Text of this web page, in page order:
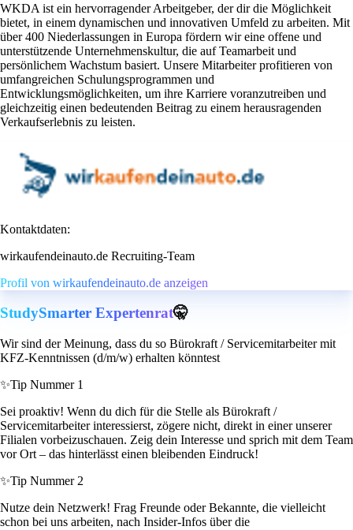
WKDA ist ein hervorragender Arbeitgeber, der dir die Möglichkeit
bietet, in einem dynamischen und innovativen Umfeld zu arbeiten. Mit
über 400 Niederlassungen in Europa fördern wir eine offene und
unterstützende Unternehmenskultur, die auf Teamarbeit und
persönlichem Wachstum basiert. Unsere Mitarbeiter profitieren von
umfangreichen Schulungsprogrammen und
Entwicklungsmöglichkeiten, um ihre Karriere voranzutreiben und
gleichzeitig einen bedeutenden Beitrag zu einem herausragenden
Verkaufserlebnis zu leisten.
Kontaktdaten:
wirkaufendeinauto.de Recruiting-Team
Profil von wirkaufendeinauto.de anzeigen
StudySmarter Expertenrat🤫
Wir sind der Meinung, dass du so Bürokraft / Servicemitarbeiter mit
KFZ-Kenntnissen (d/m/w) erhalten könntest
✨Tip Nummer 1
Sei proaktiv! Wenn du dich für die Stelle als Bürokraft /
Servicemitarbeiter interessierst, zögere nicht, direkt in einer unserer
Filialen vorbeizuschauen. Zeig dein Interesse und sprich mit dem Team
vor Ort – das hinterlässt einen bleibenden Eindruck!
✨Tip Nummer 2
Nutze dein Netzwerk! Frag Freunde oder Bekannte, die vielleicht
schon bei uns arbeiten, nach Insider-Infos über die